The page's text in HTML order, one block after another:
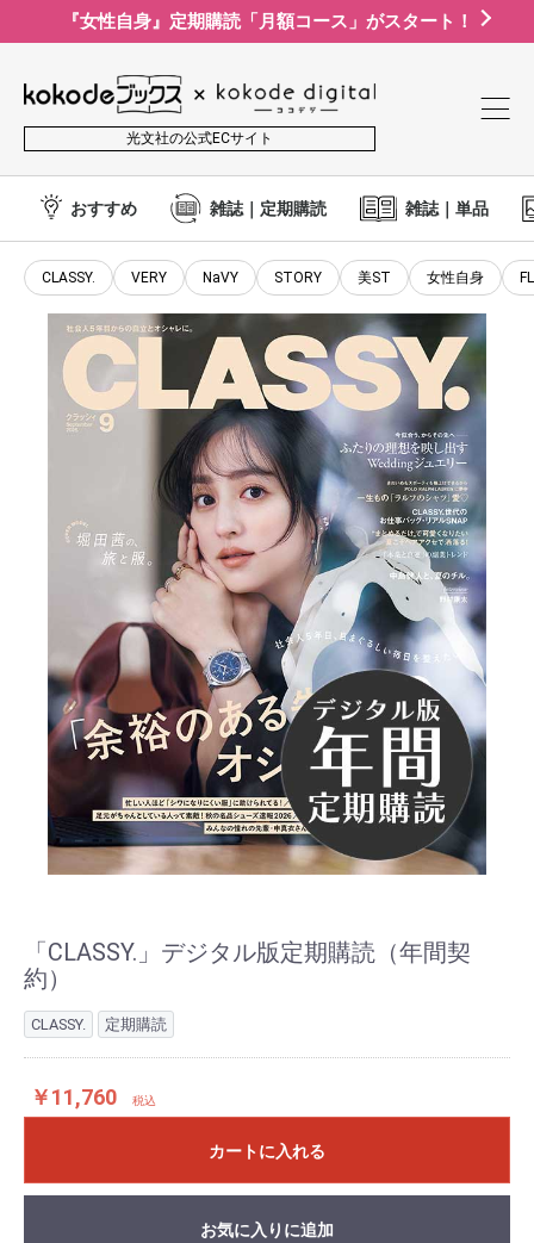
『女性自身』定期購読「月額コース」がスタート！
光文社の公式ECサイト
おすすめ 雑誌｜定期購読 雑誌｜単品
CLASSY. VERY NaVY STORY 美ST 女性自身
「CLASSY.」デジタル版定期購読（年間契
約）
CLASSY. 定期購読
￥11,760 税込
カートに入れる
お気に入りに追加